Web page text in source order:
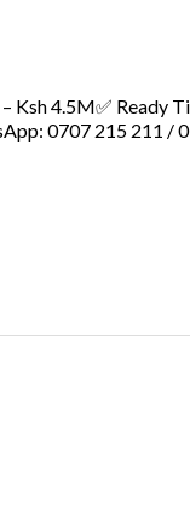
Ksh 4.5M✅ Ready
0707 215 211 /